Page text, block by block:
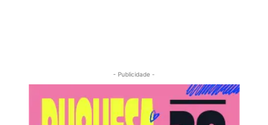
- Publicidade -